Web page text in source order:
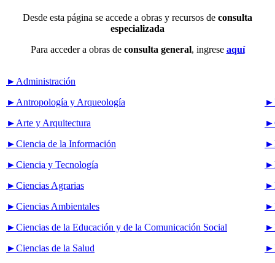
Desde esta página se accede a obras y recursos de consulta
especializada
Para acceder a obras de consulta general, ingrese aquí
►Administración
►Antropología y Arqueología
►Arte y Arquitectura
►Ciencia de la Información
►Ciencia y Tecnología
►Ciencias Agrarias
►Ciencias Ambientales
►Ciencias de la Educación y de la Comunicación Social
►Ciencias de la Salud